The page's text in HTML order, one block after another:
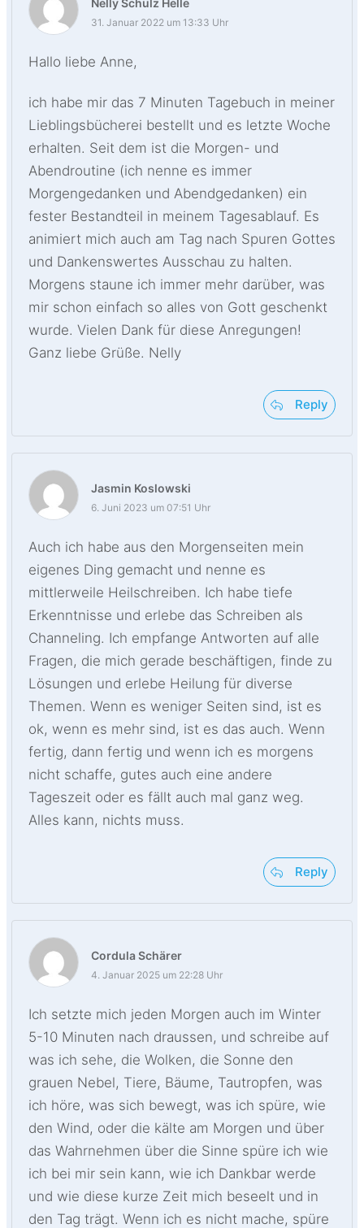
Nelly Schulz Helle
31. Januar 2022 um 13:33 Uhr
Hallo liebe Anne,
ich habe mir das 7 Minuten Tagebuch in meiner
Lieblingsbücherei bestellt und es letzte Woche
erhalten. Seit dem ist die Morgen- und
Abendroutine (ich nenne es immer
Morgengedanken und Abendgedanken) ein
fester Bestandteil in meinem Tagesablauf. Es
animiert mich auch am Tag nach Spuren Gottes
und Dankenswertes Ausschau zu halten.
Morgens staune ich immer mehr darüber, was
mir schon einfach so alles von Gott geschenkt
wurde. Vielen Dank für diese Anregungen!
Ganz liebe Grüße. Nelly
Reply
Jasmin Koslowski
6. Juni 2023 um 07:51 Uhr
Auch ich habe aus den Morgenseiten mein
eigenes Ding gemacht und nenne es
mittlerweile Heilschreiben. Ich habe tiefe
Erkenntnisse und erlebe das Schreiben als
Channeling. Ich empfange Antworten auf alle
Fragen, die mich gerade beschäftigen, finde zu
Lösungen und erlebe Heilung für diverse
Themen. Wenn es weniger Seiten sind, ist es
ok, wenn es mehr sind, ist es das auch. Wenn
fertig, dann fertig und wenn ich es morgens
nicht schaffe, gutes auch eine andere
Tageszeit oder es fällt auch mal ganz weg.
Alles kann, nichts muss.
Reply
Cordula Schärer
4. Januar 2025 um 22:28 Uhr
Ich setzte mich jeden Morgen auch im Winter
5-10 Minuten nach draussen, und schreibe auf
was ich sehe, die Wolken, die Sonne den
grauen Nebel, Tiere, Bäume, Tautropfen, was
ich höre, was sich bewegt, was ich spüre, wie
den Wind, oder die kälte am Morgen und über
das Wahrnehmen über die Sinne spüre ich wie
ich bei mir sein kann, wie ich Dankbar werde
und wie diese kurze Zeit mich beseelt und in
den Tag trägt. Wenn ich es nicht mache, spüre